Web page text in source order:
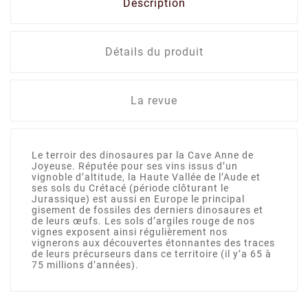
Description
Détails du produit
La revue
Le terroir des dinosaures par la Cave Anne de
Joyeuse. Réputée pour ses vins issus d’un
vignoble d’altitude, la Haute Vallée de l’Aude et
ses sols du Crétacé (période clôturant le
Jurassique) est aussi en Europe le principal
gisement de fossiles des derniers dinosaures et
de leurs œufs. Les sols d’argiles rouge de nos
vignes exposent ainsi régulièrement nos
vignerons aux découvertes étonnantes des traces
de leurs précurseurs dans ce territoire (il y’a 65 à
75 millions d’années).